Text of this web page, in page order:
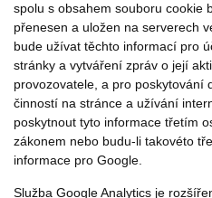
spolu s obsahem souboru cookie
přenesen a uložen na serverech
bude užívat těchto informací pro
stránky a vytváření zpráv o její
provozovatele, a pro poskytování
činností na stránce a užívání
poskytnout tyto informace třetím
zákonem nebo budu-li takovéto
informace pro Google.
Služba Google Analytics je